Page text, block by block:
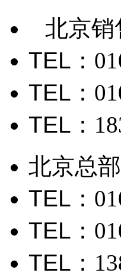
北京销
TEL ：
TEL ：
TEL ：
北京总部
TEL ：
TEL ：
TEL ：